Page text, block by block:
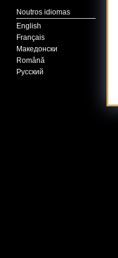
Noutros idiomas
English
Français
Македонски
Română
Русский